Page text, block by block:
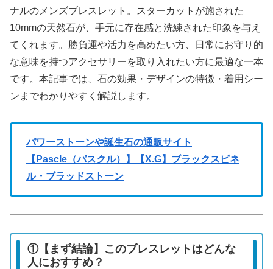
ナルのメンズブレスレット。スターカットが施された
10mmの天然石が、手元に存在感と洗練された印象を与え
てくれます。勝負運や活力を高めたい方、日常にお守り的
な意味を持つアクセサリーを取り入れたい方に最適な一本
です。本記事では、石の効果・デザインの特徴・着用シー
ンまでわかりやすく解説します。
パワーストーンや誕生石の通販サイト
【Pascle（パスクル）】【X.G】ブラックスピネ
ル・ブラッドストーン
①【まず結論】このブレスレットはどんな
人におすすめ？